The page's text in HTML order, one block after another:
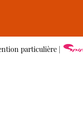
particulière |